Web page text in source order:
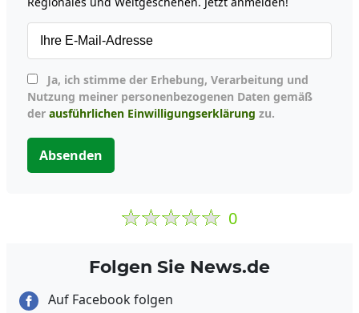
Nutzung meiner personenbezogenen Daten gemäß
der ausführlichen Einwilligungserklärung zu.
Absenden
0
Folgen Sie News.de
Auf Facebook folgen